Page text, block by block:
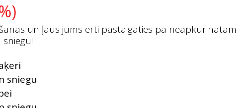
un ļaus jums ērti pastaigāties pa neapkurinātām
sniegu